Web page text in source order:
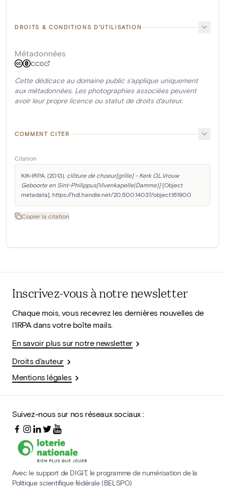
DROITS & CONDITIONS D'UTILISATION
Métadonnées
CC0
Cette dédicace au domaine public s'applique uniquement
aux métadonnées. Les photographies associées peuvent
avoir leur propre licence ou statut de droits d'auteur.
COMMENT CITER
Citation
KIK-IRPA. (2013). clôture de choeur[grille] - Kerk O.L.Vrouw
Geboorte en Sint-Philippus[Vivenkapelle(Damme)] [Object
metadata]. https://hdl.handle.net/20.500.14037/object.161900
Copier la citation
Inscrivez-vous à notre newsletter
Chaque mois, vous recevrez les dernières nouvelles de
l'IRPA dans votre boîte mails.
En savoir plus sur notre newsletter
Droits d'auteur
Mentions légales
Suivez-nous sur nos réseaux sociaux :
Avec le support de DIGIT, le programme de numérisation de la
Politique scientifique fédérale (BELSPO)